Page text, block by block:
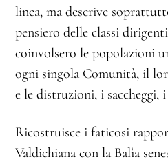
linea, ma descrive
pensiero delle classi
coinvolsero le popolazioni
ogni singola Comunità, il
e le distruzioni, i
Ricostruisce i faticosi
Valdichiana con la Balìa